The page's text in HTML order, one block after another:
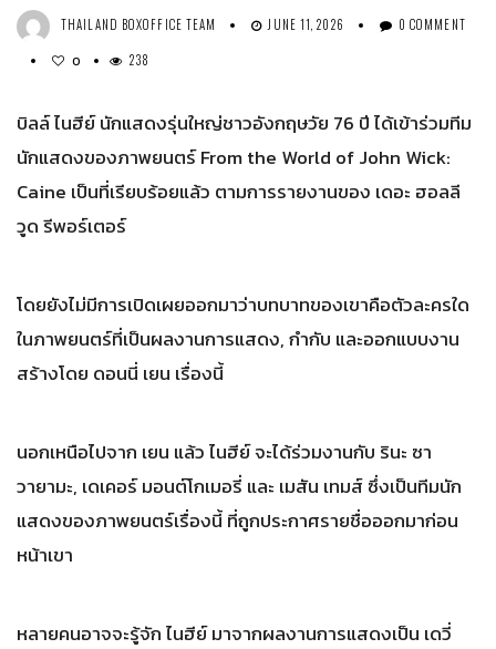
THAILAND BOXOFFICE TEAM JUNE 11, 2026 0 COMMENT
0 238
บิลล์ ไนฮีย์ นักแสดงรุ่นใหญ่ชาวอังกฤษวัย 76 ปี ได้เข้าร่วมทีม
นักแสดงของภาพยนตร์ From the World of John Wick:
Caine เป็นที่เรียบร้อยแล้ว ตามการรายงานของ เดอะ ฮอลลี
วูด รีพอร์เตอร์
โดยยังไม่มีการเปิดเผยออกมาว่าบทบาทของเขาคือตัวละครใด
ในภาพยนตร์ที่เป็นผลงานการแสดง, กำกับ และออกแบบงาน
สร้างโดย ดอนนี่ เยน เรื่องนี้
นอกเหนือไปจาก เยน แล้ว ไนฮีย์ จะได้ร่วมงานกับ รินะ ซา
วายามะ, เดเคอร์ มอนต์โกเมอรี่ และ เมสัน เทมส์ ซึ่งเป็นทีมนัก
แสดงของภาพยนตร์เรื่องนี้ ที่ถูกประกาศรายชื่อออกมาก่อน
หน้าเขา
หลายคนอาจจะรู้จัก ไนฮีย์ มาจากผลงานการแสดงเป็น เดวี่